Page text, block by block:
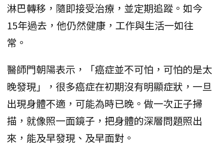
淋巴轉移，隨即接受治療，並定期追蹤。如今
15年過去，他仍然健康，工作與生活一如往
常。
醫師門朝陽表示，「癌症並不可怕，可怕的是太
晚發現」，很多癌症在初期沒有明顯症狀，一旦
出現身體不適，可能為時已晚。做一次正子掃
描，就像照一面鏡子，把身體的深層問題照出
來，能及早發現、及早面對。